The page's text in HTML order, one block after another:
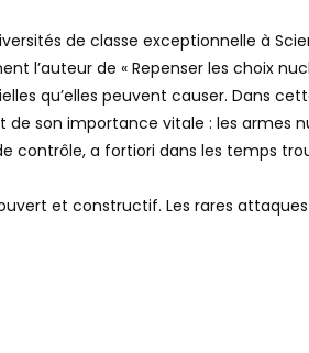
de classe exceptionnelle à
de « Repenser les choix
qu’elles peuvent causer. Dans
son importance vitale : les armes
contrôle, a fortiori dans les temps
et constructif. Les rares